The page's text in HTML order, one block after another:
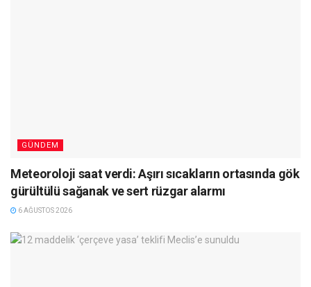
GÜNDEM
Meteoroloji saat verdi: Aşırı sıcakların ortasında gök
gürültülü sağanak ve sert rüzgar alarmı
6 AĞUSTOS 2026